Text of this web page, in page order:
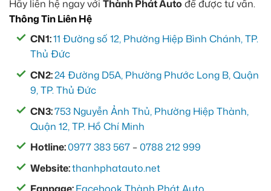
Hãy liên hệ ngay với Thành Phát Auto để được tư vấn.
Thông Tin Liên Hệ
CN1:11 Đường số 12, Phường Hiệp Bình Chánh, TP.
Thủ Đức
CN2:24 Đường D5A, Phường Phước Long B, Quận
9, TP. Thủ Đức
CN3:753 Nguyễn Ảnh Thủ, Phường Hiệp Thành,
Quận 12, TP. Hồ Chí Minh
Hotline:0977 383 567 –0788 212 999
Website:thanhphatauto.net